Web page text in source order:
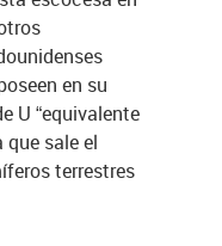
en su
U “equivalente
que sale el
terrestres